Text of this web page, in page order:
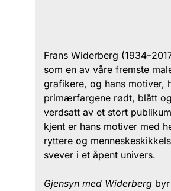
Frans Widerberg
som en av våre fremste
grafikere, og hans motiver,
primærfargene rødt, blått
verdsatt av et stort
kjent er hans motiver med
ryttere og
svever i et åpent univers.
Gjensyn med Widerberg